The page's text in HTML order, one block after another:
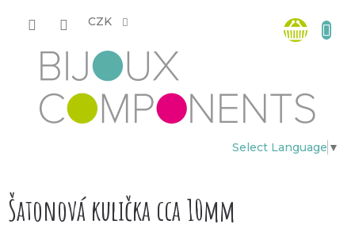
CZK
Select Language ▼
košík
Šatonová kulička cca 10mm